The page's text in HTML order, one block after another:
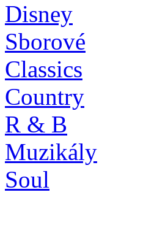
Disney
Sborové
Classics
Country
R & B
Muzikály
Soul